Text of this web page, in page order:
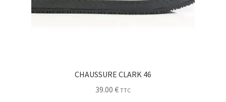
CHAUSSURE CLARK 46
39.00 € TTC